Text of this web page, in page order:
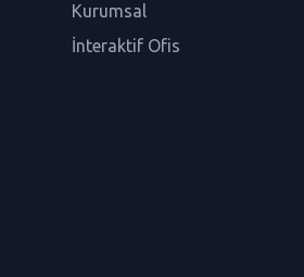
Kurumsal
İnteraktif Ofis